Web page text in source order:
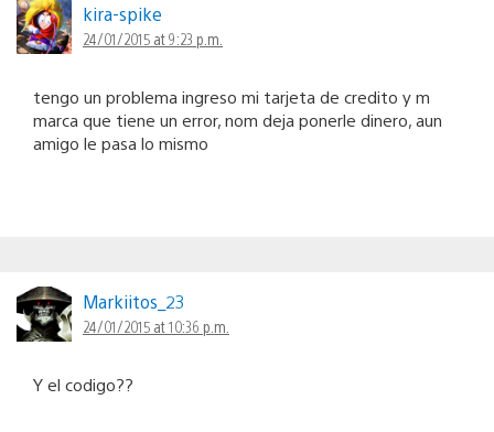
kira-spike
24/01/2015 at 9:23 p.m.
tengo un problema ingreso mi tarjeta de credito y m
marca que tiene un error, nom deja ponerle dinero, aun
amigo le pasa lo mismo
Markiitos_23
24/01/2015 at 10:36 p.m.
Y el codigo??